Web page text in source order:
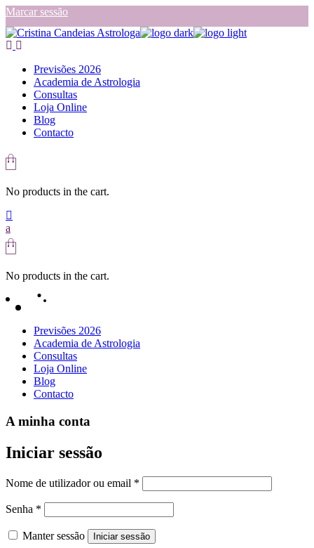
Skip
the
content
Marcar sessão
Previsões 2026
Academia de Astrologia
Consultas
Loja Online
Blog
Contacto
No products in the cart.
No products in the cart.
Previsões 2026
Academia de Astrologia
Consultas
Loja Online
Blog
Contacto
A minha conta
Iniciar sessão
Nome de utilizador ou email *
Senha *
Manter sessão Iniciar sessão